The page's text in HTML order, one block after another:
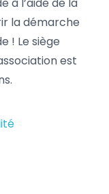
la démarche
! Le siège
est